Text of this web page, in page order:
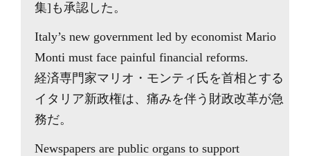
集]も承認した。
Italy’s new government led by economist Mario
Monti must face painful financial reforms.
経済専門家マリオ・モンティ氏を首相とする
イタリア新政権は、痛みを伴う財政改革が急
務だ。
Newspapers are public organs to support